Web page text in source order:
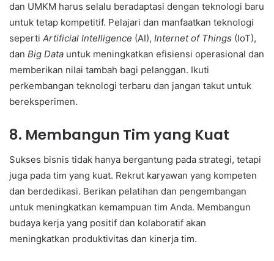
dan UMKM harus selalu beradaptasi dengan teknologi baru
untuk tetap kompetitif. Pelajari dan manfaatkan teknologi
seperti Artificial Intelligence (AI), Internet of Things (IoT),
dan Big Data untuk meningkatkan efisiensi operasional dan
memberikan nilai tambah bagi pelanggan. Ikuti
perkembangan teknologi terbaru dan jangan takut untuk
bereksperimen.
8. Membangun Tim yang Kuat
Sukses bisnis tidak hanya bergantung pada strategi, tetapi
juga pada tim yang kuat. Rekrut karyawan yang kompeten
dan berdedikasi. Berikan pelatihan dan pengembangan
untuk meningkatkan kemampuan tim Anda. Membangun
budaya kerja yang positif dan kolaboratif akan
meningkatkan produktivitas dan kinerja tim.